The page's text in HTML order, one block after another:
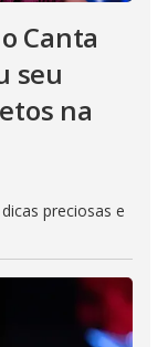
Canta
seu
na
preciosas e